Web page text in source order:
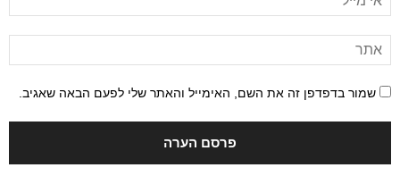
שמור בדפדפן זה את השם, האימייל והאתר שלי לפעם הבאה שאגיב.